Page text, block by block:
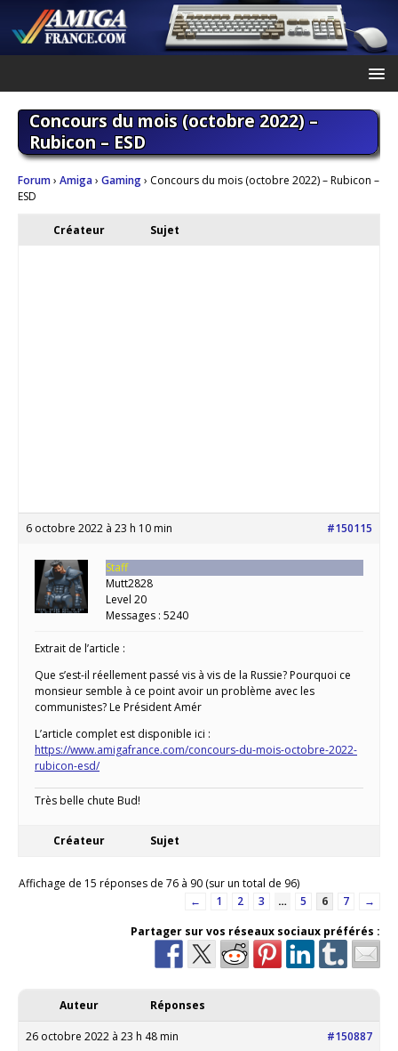
Concours du mois (octobre 2022) –
Rubicon – ESD
Forum› Amiga› Gaming› Concours du mois (octobre 2022) – Rubicon –
ESD
Créateur Sujet
6 octobre 2022 à 23 h 10 min #150115
Staff
Mutt2828
Level 20
Messages : 5240
Extrait de l’article :
Que s’est-il réellement passé vis à vis de la Russie? Pourquoi ce
monsieur semble à ce point avoir un problème avec les
communistes? Le Président Amér
L’article complet est disponible ici :
https://www.amigafrance.com/concours-du-mois-octobre-2022-
rubicon-esd/
Très belle chute Bud!
Créateur Sujet
Affichage de 15 réponses de 76 à 90 (sur un total de 96)
←
1 2 3 … 5 6 7
→
Partager sur vos réseaux sociaux préférés :
Auteur Réponses
26 octobre 2022 à 23 h 48 min #150887